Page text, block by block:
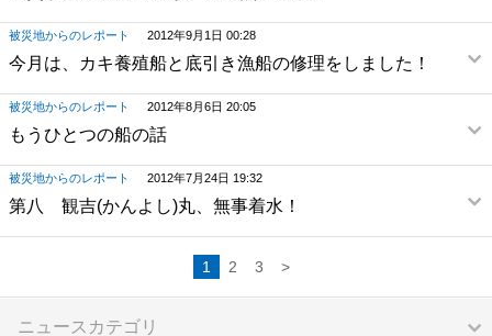
被災地からのレポート 2012年9月1日 00:28
今月は、カキ養殖船と底引き漁船の修理をしました！
被災地からのレポート 2012年8月6日 20:05
もうひとつの船の話
被災地からのレポート 2012年7月24日 19:32
第八 観吉(かんよし)丸、無事着水！
1 2 3 >
ニュースカテゴリ